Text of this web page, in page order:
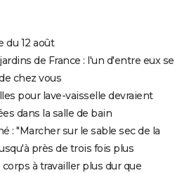
du 12 août
de France : l'un d'entre eux se
chez vous
pour lave-vaisselle devraient
dans la salle de bain
: "Marcher sur le sable sec de la
près de trois fois plus
à travailler plus dur que